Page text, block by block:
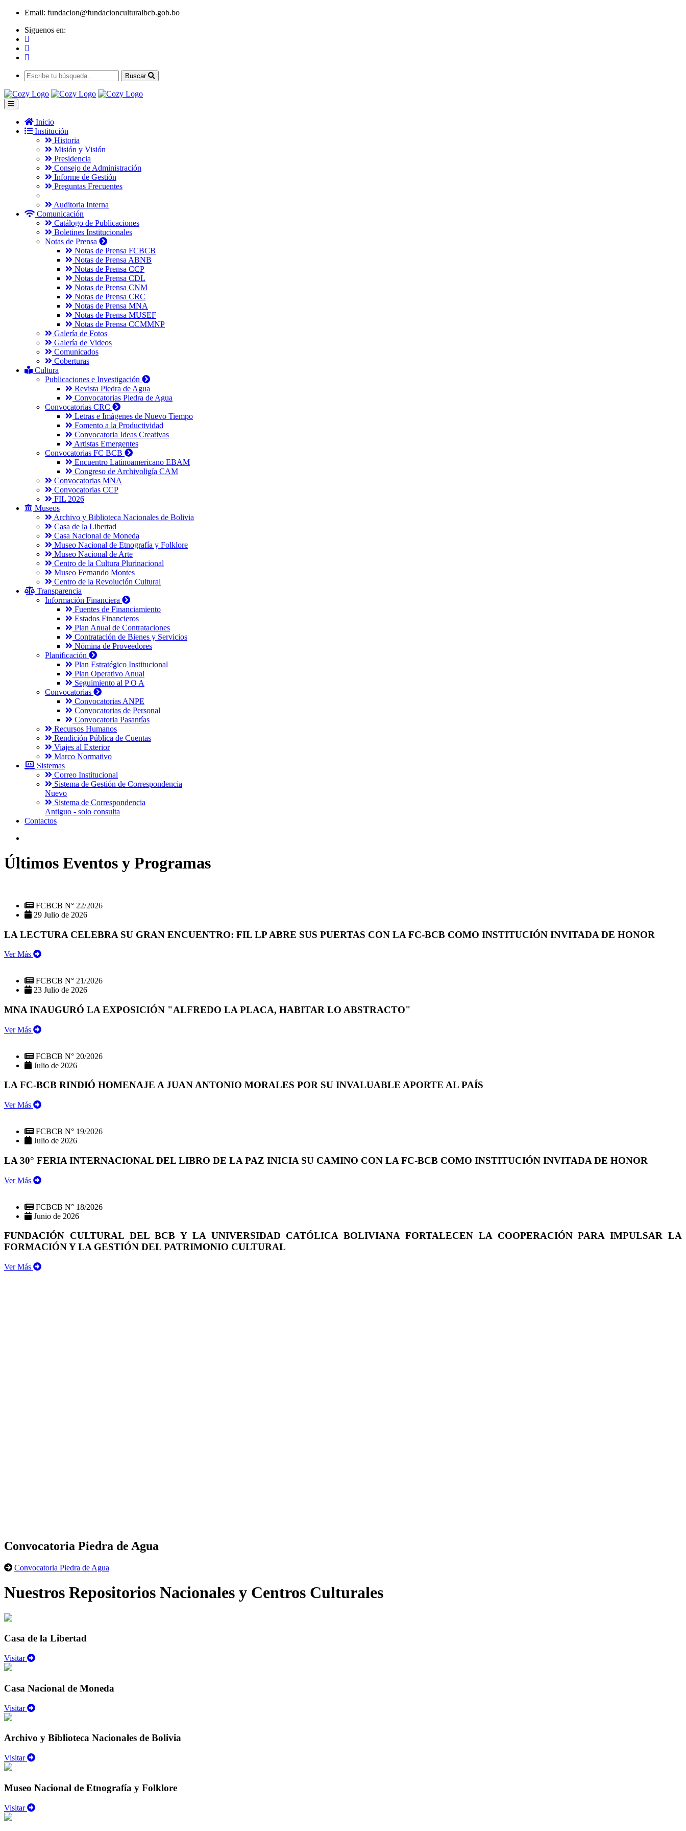
Email: fundacion@fundacionculturalbcb.gob.bo
Siguenos en:
Buscar
Inicio
Institución
Historia
Misión y Visión
Presidencia
Consejo de Administración
Informe de Gestión
Preguntas Frecuentes
Auditoria Interna
Comunicación
Catálogo de Publicaciones
Boletines Institucionales
Notas de Prensa
Notas de Prensa FCBCB
Notas de Prensa ABNB
Notas de Prensa CCP
Notas de Prensa CDL
Notas de Prensa CNM
Notas de Prensa CRC
Notas de Prensa MNA
Notas de Prensa MUSEF
Notas de Prensa CCMMNP
Galería de Fotos
Galería de Videos
Comunicados
Coberturas
Cultura
Publicaciones e Investigación
Revista Piedra de Agua
Convocatorias Piedra de Agua
Convocatorias CRC
Letras e Imágenes de Nuevo Tiempo
Fomento a la Productividad
Convocatoria Ideas Creativas
Artistas Emergentes
Convocatorias FC BCB
Encuentro Latinoamericano EBAM
Congreso de Archivoligía CAM
Convocatorias MNA
Convocatorias CCP
FIL 2026
Museos
Archivo y Biblioteca Nacionales de Bolivia
Casa de la Libertad
Casa Nacional de Moneda
Museo Nacional de Etnografía y Folklore
Museo Nacional de Arte
Centro de la Cultura Plurinacional
Museo Fernando Montes
Centro de la Revolución Cultural
Transparencia
Información Financiera
Fuentes de Financiamiento
Estados Financieros
Plan Anual de Contrataciones
Contratación de Bienes y Servicios
Nómina de Proveedores
Planificación
Plan Estratégico Institucional
Plan Operativo Anual
Seguimiento al P O A
Convocatorias
Convocatorias ANPE
Convocatorias de Personal
Convocatoria Pasantías
Recursos Humanos
Rendición Pública de Cuentas
Viajes al Exterior
Marco Normativo
Sistemas
Correo Institucional
Sistema de Gestión de Correspondencia
Nuevo
Sistema de Correspondencia
Antiguo - solo consulta
Contactos
Últimos Eventos y Programas
FCBCB N° 22/2026
29 Julio de 2026
LA LECTURA CELEBRA SU GRAN ENCUENTRO: FIL LP ABRE SUS PUERTAS CON LA FC-BCB COMO INSTITUCIÓN INVITADA DE HONOR
Ver Más
FCBCB N° 21/2026
23 Julio de 2026
MNA INAUGURÓ LA EXPOSICIÓN "ALFREDO LA PLACA, HABITAR LO ABSTRACTO"
Ver Más
FCBCB N° 20/2026
Julio de 2026
LA FC-BCB RINDIÓ HOMENAJE A JUAN ANTONIO MORALES POR SU INVALUABLE APORTE AL PAÍS
Ver Más
FCBCB N° 19/2026
Julio de 2026
LA 30° FERIA INTERNACIONAL DEL LIBRO DE LA PAZ INICIA SU CAMINO CON LA FC-BCB COMO INSTITUCIÓN INVITADA DE HONOR
Ver Más
FCBCB N° 18/2026
Junio de 2026
FUNDACIÓN CULTURAL DEL BCB Y LA UNIVERSIDAD CATÓLICA BOLIVIANA FORTALECEN LA COOPERACIÓN PARA IMPULSAR LA
FORMACIÓN Y LA GESTIÓN DEL PATRIMONIO CULTURAL
Ver Más
Convocatoria Piedra de Agua
Convocatoria Piedra de Agua
Nuestros Repositorios Nacionales y Centros Culturales
Casa de la Libertad
Visitar
Casa Nacional de Moneda
Visitar
Archivo y Biblioteca Nacionales de Bolivia
Visitar
Museo Nacional de Etnografía y Folklore
Visitar